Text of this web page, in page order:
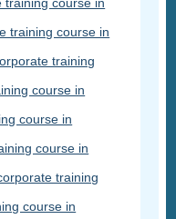
training course in
training course in
training
course in
course in
course in
training
course in